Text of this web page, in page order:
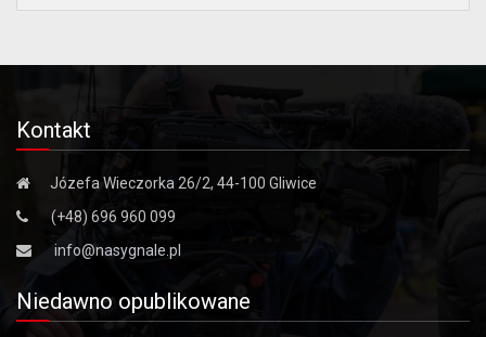
Kontakt
Józefa Wieczorka 26/2, 44-100 Gliwice
(+48) 696 960 099
info@nasygnale.pl
Niedawno opublikowane